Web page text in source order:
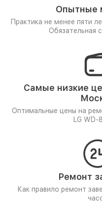
Опытные
Практика не менее пяти
Обязательная
Самые низкие
Оптимальные цены на
LG WD-
Ремонт
Как правило ремонт